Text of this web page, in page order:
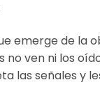
emerge de la
no ven ni los
las señales y